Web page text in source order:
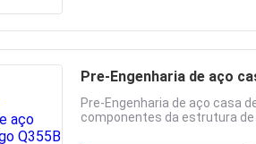
Pre-Engenharia de aço
Pre-Engenharia de aço casa
componentes da estrutura de